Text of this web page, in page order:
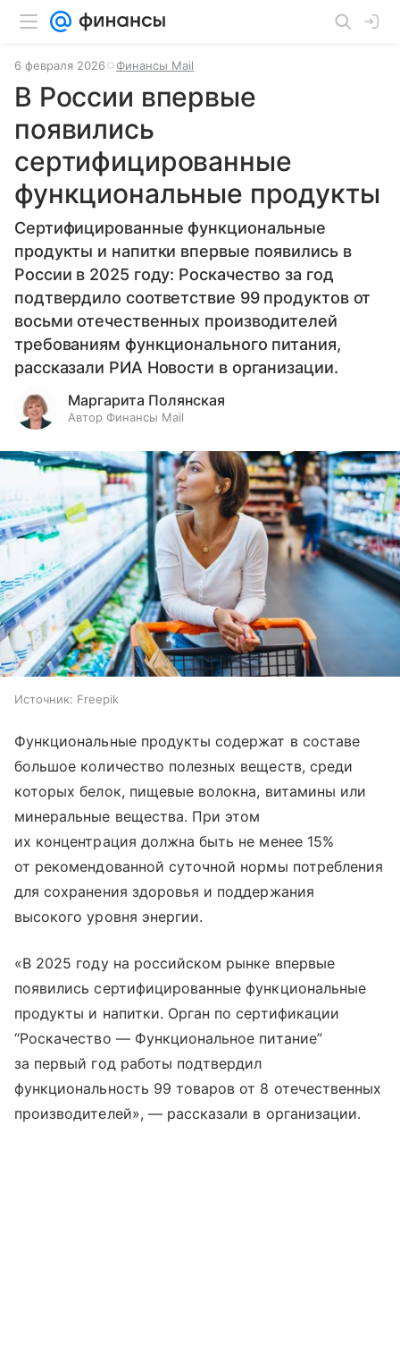
6 февраля 2026 Финансы Mail
В России впервые
появились
сертифицированные
функциональные продукты
Сертифицированные функциональные
продукты и напитки впервые появились в
России в 2025 году: Роскачество за год
подтвердило соответствие 99 продуктов от
восьми отечественных производителей
требованиям функционального питания,
рассказали РИА Новости в организации.
Маргарита Полянская
Автор Финансы Mail
Источник: Freepik
Функциональные продукты содержат в составе
большое количество полезных веществ, среди
которых белок, пищевые волокна, витамины или
минеральные вещества. При этом
их концентрация должна быть не менее 15%
от рекомендованной суточной нормы потребления
для сохранения здоровья и поддержания
высокого уровня энергии.
«В 2025 году на российском рынке впервые
появились сертифицированные функциональные
продукты и напитки. Орган по сертификации
“Роскачество — Функциональное питание”
за первый год работы подтвердил
функциональность 99 товаров от 8 отечественных
производителей», — рассказали в организации.